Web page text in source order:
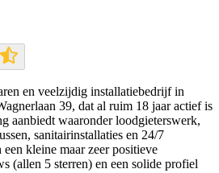
en veelzijdig installatiebedrijf in
39, dat al ruim 18 jaar actief is
aanbiedt waaronder loodgieterswerk,
sanitairinstallaties en 24/7
kleine maar zeer positieve
(allen 5 sterren) en een solide profiel